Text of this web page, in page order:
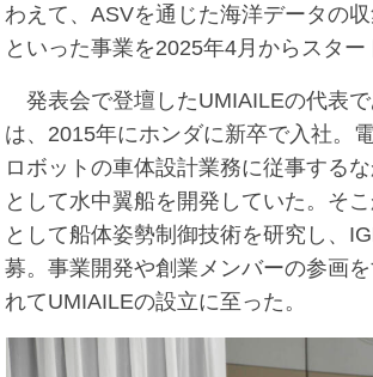
わえて、ASVを通じた海洋データの
といった事業を2025年4月からスター
発表会で登壇したUMIAILEの代表
は、2015年にホンダに新卒で入社。
ロボットの車体設計業務に従事する
として水中翼船を開発していた。そ
として船体姿勢制御技術を研究し、
募。事業開発や創業メンバーの参画
れてUMIAILEの設立に至った。